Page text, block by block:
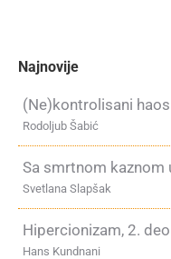
Najnovije
(Ne)kontrolisani haos
Rodoljub Šabić
Sa smrtnom kaznom
Svetlana Slapšak
Hipercionizam, 2. deo
Hans Kundnani